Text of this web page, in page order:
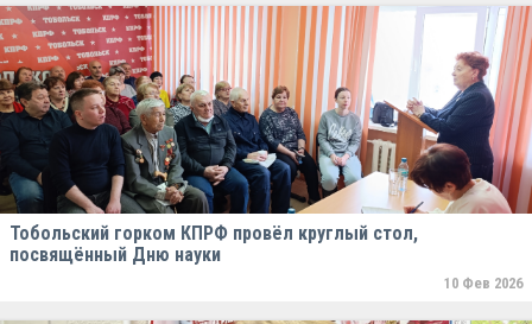
Тобольский горком КПРФ провёл круглый стол,
посвящённый Дню науки
10 Фев 2026